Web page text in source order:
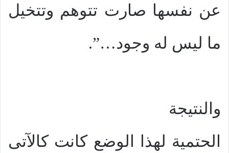
عن نفسها صارت تتوهم وتتخيل
ما ليس له وجود…”.
والنتيجة
الحتمية لهذا الوضع كانت كالآتى